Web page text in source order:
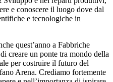
e conoscere il luogo dove dal
e tecnologiche in
quest’anno a Fabbriche
creare un ponte tra mondo della
per costruire il futuro del
Arena. Crediamo fortemente